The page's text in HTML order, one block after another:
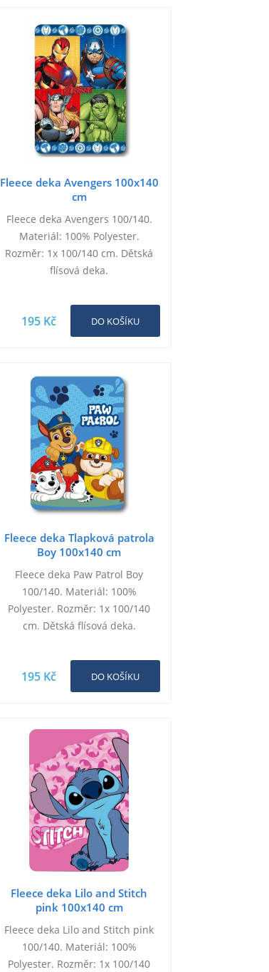
Fleece deka Avengers 100x140
cm
Fleece deka Avengers 100/140.
Materiál: 100% Polyester.
Rozměr: 1x 100/140 cm. Dětská
flísová deka.
195 Kč DO KOŠÍKU
Fleece deka Tlapková patrola
Boy 100x140 cm
Fleece deka Paw Patrol Boy
100/140. Materiál: 100%
Polyester. Rozměr: 1x 100/140
cm. Dětská flísová deka.
195 Kč DO KOŠÍKU
Fleece deka Lilo and Stitch
pink 100x140 cm
Fleece deka Lilo and Stitch pink
100/140. Materiál: 100%
Polyester. Rozměr: 1x 100/140